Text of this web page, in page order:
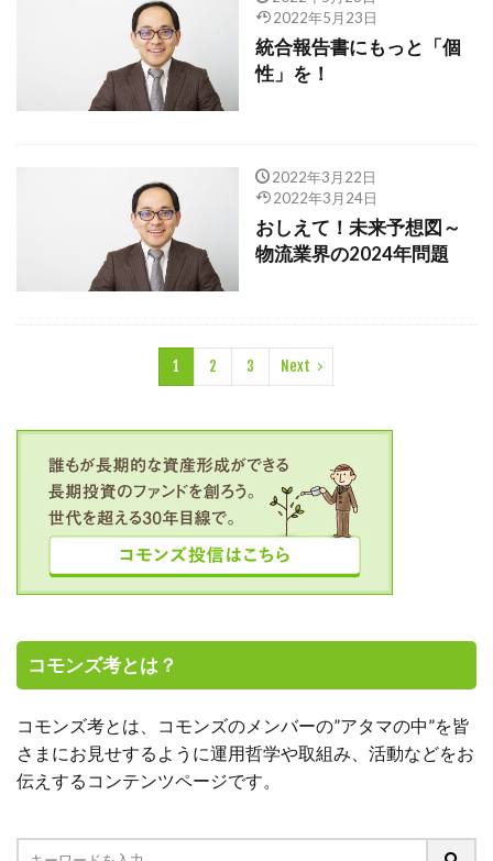
2022年5月23日
統合報告書にもっと「個
性」を！
2022年3月22日
2022年3月24日
おしえて！未来予想図～
物流業界の2024年問題
1 2 3 Next
コモンズ考とは？
コモンズ考とは、コモンズのメンバーの”アタマの中”を皆
さまにお見せするように運用哲学や取組み、活動などをお
伝えするコンテンツページです。